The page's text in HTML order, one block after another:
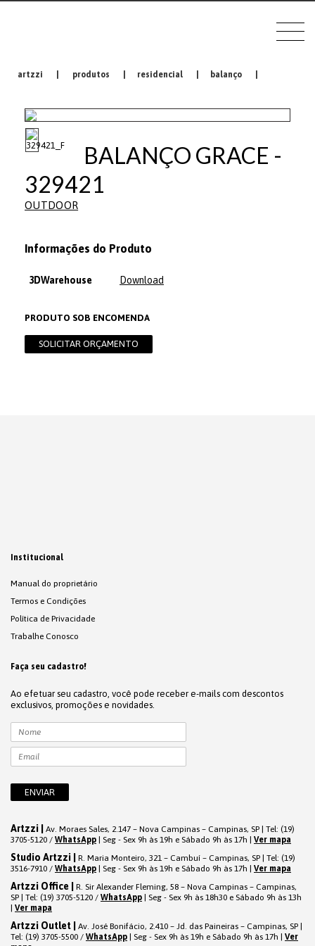
artzzi produtos residencial balanço
BALANÇO GRACE -
329421
OUTDOOR
Informações do Produto
3DWarehouse Download
PRODUTO SOB ENCOMENDA
SOLICITAR ORÇAMENTO
Institucional
Manual do proprietário
Termos e Condições
Política de Privacidade
Trabalhe Conosco
Faça seu cadastro!
Ao efetuar seu cadastro, você pode receber e-mails com descontos
exclusivos, promoções e novidades.
Artzzi | Av. Moraes Sales, 2.147 – Nova Campinas – Campinas, SP | Tel: (19)
3705-5120 / WhatsApp | Seg - Sex 9h às 19h e Sábado 9h às 17h | Ver mapa
Studio Artzzi | R. Maria Monteiro, 321 – Cambuí – Campinas, SP | Tel: (19)
3516-7910 / WhatsApp | Seg - Sex 9h às 19h e Sábado 9h às 17h | Ver mapa
Artzzi Office | R. Sir Alexander Fleming, 58 – Nova Campinas – Campinas,
SP | Tel: (19) 3705-5120 / WhatsApp | Seg - Sex 9h às 18h30 e Sábado 9h às 13h
Ver mapa
Artzzi Outlet | Av. José Bonifácio, 2.410 – Jd. das Paineiras – Campinas, SP |
Tel: (19) 3705-5500 / WhatsApp | Seg - Sex 9h às 19h e Sábado 9h às 17h | Ver